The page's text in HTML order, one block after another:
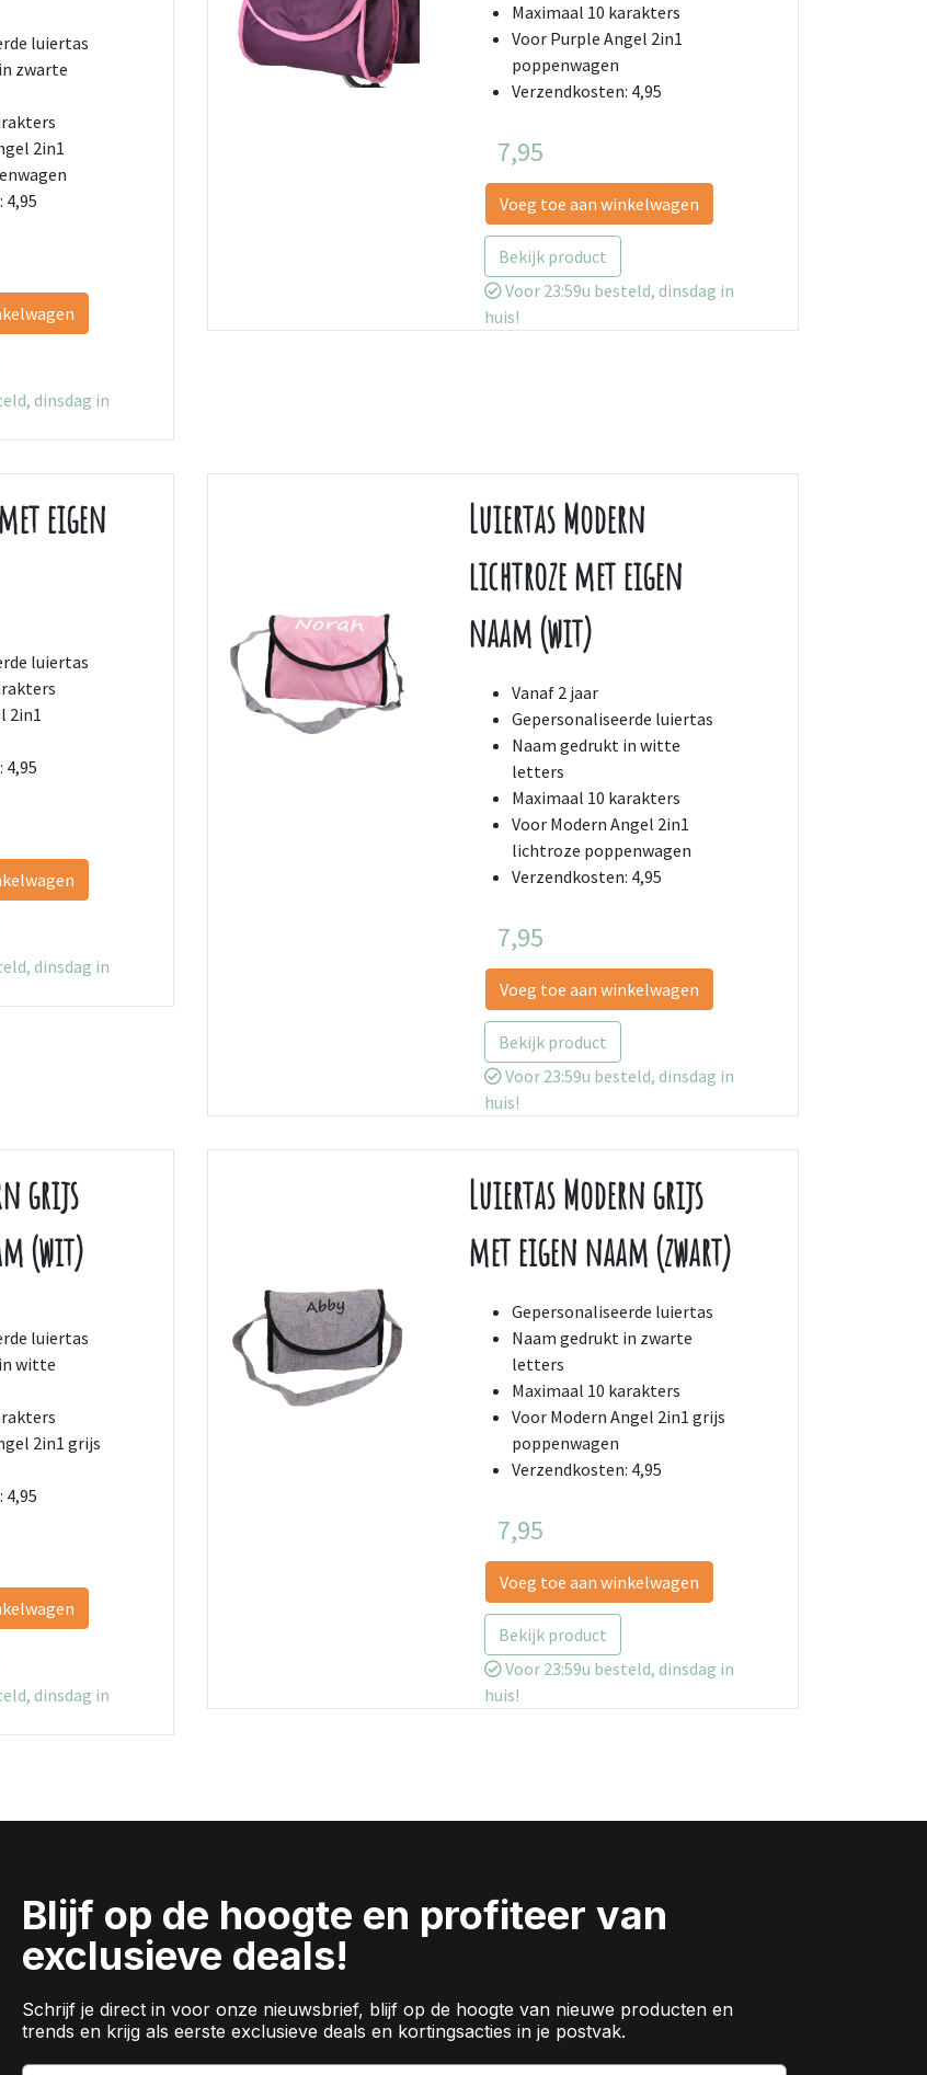
luiertas
zwarte
2in1
4,95
dinsdag in
Maximaal 10 karakters
Voor Purple Angel 2in1
poppenwagen
Verzendkosten: 4,95
7,95
Voeg toe aan winkelwagen
Bekijk product
Voor 23:59u besteld, dinsdag in
huis!
eigen
luiertas
2in1
4,95
dinsdag in
Luiertas Modern
lichtroze met eigen
naam (wit)
Vanaf 2 jaar
Gepersonaliseerde luiertas
Naam gedrukt in witte
letters
Maximaal 10 karakters
Voor Modern Angel 2in1
lichtroze poppenwagen
Verzendkosten: 4,95
7,95
Voeg toe aan winkelwagen
Bekijk product
Voor 23:59u besteld, dinsdag in
huis!
grijs
(wit)
luiertas
witte
2in1 grijs
4,95
dinsdag in
Luiertas Modern grijs
met eigen naam (zwart)
Gepersonaliseerde luiertas
Naam gedrukt in zwarte
letters
Maximaal 10 karakters
Voor Modern Angel 2in1 grijs
poppenwagen
Verzendkosten: 4,95
7,95
Voeg toe aan winkelwagen
Bekijk product
Voor 23:59u besteld, dinsdag in
huis!
Blijf op de hoogte en profiteer van
exclusieve deals!
Schrijf je direct in voor onze nieuwsbrief, blijf op de hoogte van nieuwe producten en
trends en krijg als eerste exclusieve deals en kortingsacties in je postvak.